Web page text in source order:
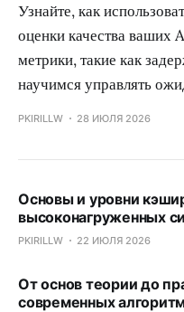
Узнайте, как
оценки качества
метрики, такие как
научимся управлять
PKIRILLW 28 ИЮЛЯ 2026
Основы и уровни
высоконагруженных
PKIRILLW 22 ИЮЛЯ 2026
От основ теории до
современных